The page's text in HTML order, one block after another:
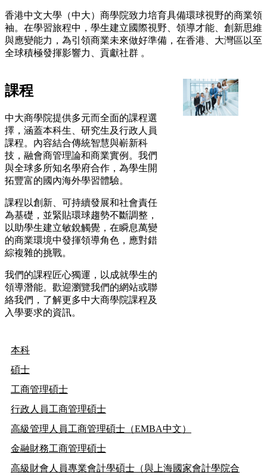
香港中文大學（中大）商學院致力培育具備環球視野的商業領
袖。在學習旅程中，學生建立國際視野、領導才能、創新思維
與應變能力，為引領商業未來做好準備，在香港、大灣區以至
全球積極發揮影響力、貢獻社群 。
課程
中大商學院提供多元而全面的課程選
擇，涵蓋本科生、研究生及行政人員
課程。內容結合傳統智慧與嶄新科
技，融會商管理論和商業實例。我們
與全球多所知名學府合作，為學生開
拓豐富的國內海外學習體驗。
課程以創新、可持續發展和社會責任
為基礎，並緊貼環球趨勢不斷調整，
以助學生建立敏銳觸覺，在瞬息萬變
的商業環境中發揮領導角色，應對錯
綜複雜的挑戰。
我們的課程匠心獨運，以成就學生的
領導潛能。歡迎瀏覽我們的網站或聯
絡我們，了解更多中大商學院課程及
入學要求的資訊。
本科
碩士
工商管理碩士
行政人員工商管理碩士
高級管理人員工商管理碩士（EMBA中文）
金融財務工商管理碩士
高級財會人員專業會計學碩士（與上海國家會計學院合